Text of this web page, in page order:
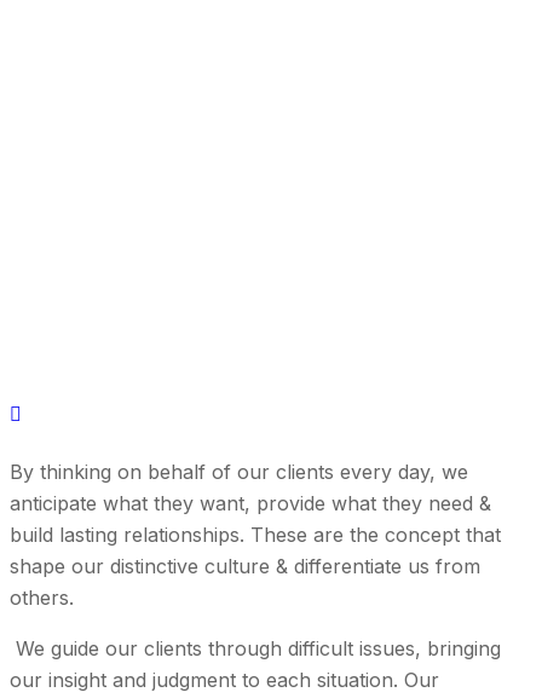
By thinking on behalf of our clients every day, we
anticipate what they want, provide what they need &
build lasting relationships. These are the concept that
shape our distinctive culture & differentiate us from
others.
We guide our clients through difficult issues, bringing
our insight and judgment to each situation. Our